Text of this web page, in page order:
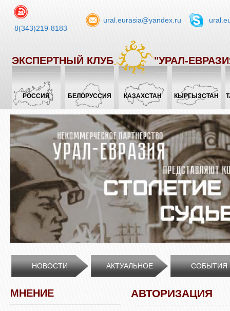
8(343)219-8183
ural.eurasia@yandex.ru
ЭКСПЕРТНЫЙ КЛУБ "УРАЛ-
РОССИЯ БЕЛОРУССИЯ КАЗАХСТАН КЫРГЫЗСТАН
НОВОСТИ АКТУАЛЬНОЕ СОБЫТИЯ
МНЕНИЕ АВТОРИЗАЦИЯ